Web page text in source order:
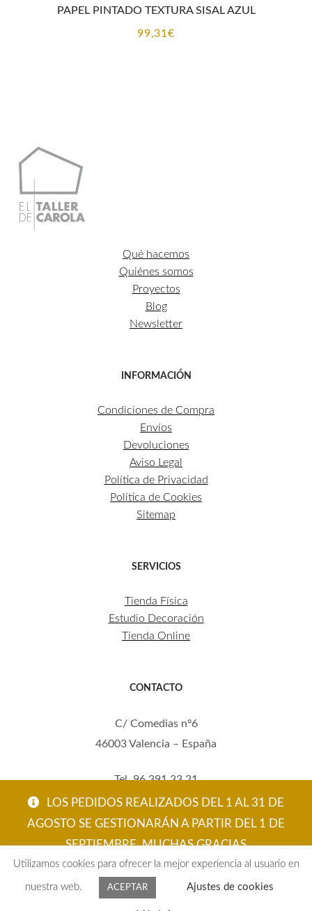
LOS PEDIDOS REALIZADOS DEL 1 AL 31 DE
AGOSTO SE GESTIONARÁN A PARTIR DEL 1 DE
SEPTIEMBRE. MUCHAS GRACIAS
ACEPTAR
PAPEL PINTADO TEXTURA SISAL AZUL
99,31€
Qué hacemos
Quiénes somos
Proyectos
Blog
Newsletter
INFORMACIÓN
Condiciones de Compra
Envíos
Devoluciones
Aviso Legal
Política de Privacidad
Política de Cookies
Sitemap
SERVICIOS
Tienda Física
Estudio Decoración
Tienda Online
CONTACTO
C/ Comedias nº6
46003 Valencia – España
Tel. 96 391 33 21
Mov. 620 123 461
carola@eltallerdecarola.com
© El Taller de Carola 2026
Utilizamos cookies para ofrecer la mejor experiencia al usuario en
nuestra web. ACEPTAR Ajustes de cookies